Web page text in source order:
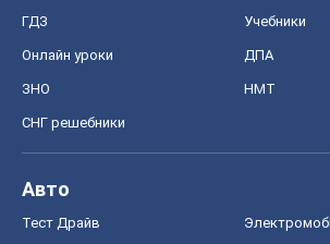
ГДЗ Учебники
Онлайн уроки ДПА
ЗНО НМТ
СНГ решебники
Авто
Тест Драйв